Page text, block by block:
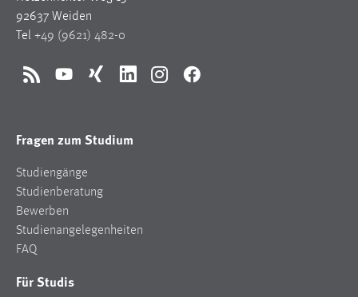
92637 Weiden
Tel +49 (9621) 482-0
RSS YouTubeXing LinkedInInstagramFacebook
Fragen zum Studium
Studiengänge
Studienberatung
Bewerben
Studienangelegenheiten
FAQ
Für Studis